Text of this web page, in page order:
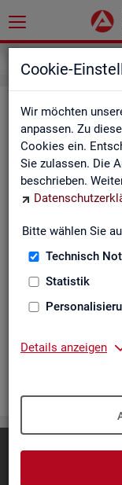
Cookie-
Wir möchten
anpassen. Zu
Cookies ein.
Sie zulassen. Die
beschrieben.
Bitte wählen Sie
Technisch
Statistik
Details anzeigen
Mit dem
ver­schie­de­ne
ak­tu­el­le
neue
Son­der­be­rich­te,
an­de­re
Die­ser Ser­vice ist